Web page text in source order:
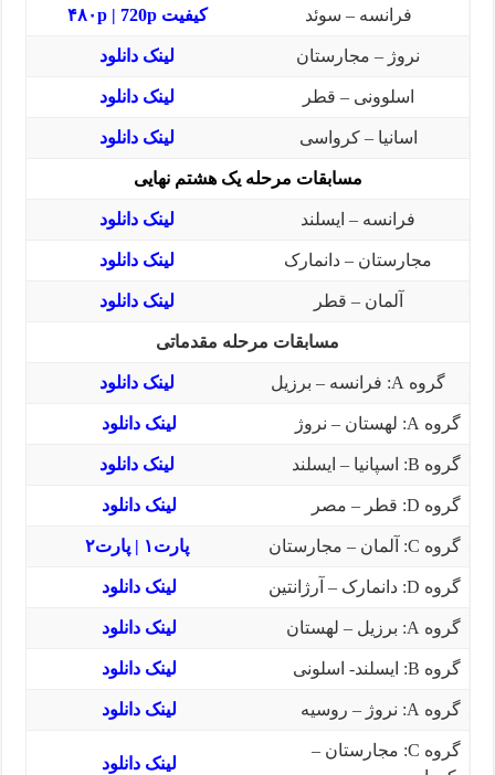
فرانسه – سوئد کیفیت ۴۸۰p| 720p
نروژ – مجارستان لینک دانلود
اسلوونی – قطر لینک دانلود
اسانیا – کرواسی لینک دانلود
مسابقات مرحله یک هشتم نهایی
فرانسه – ایسلند لینک دانلود
مجارستان – دانمارک لینک دانلود
آلمان – قطر لینک دانلود
مسابقات مرحله مقدماتی
گروه A: فرانسه – برزیل لینک دانلود
گروه A: لهستان – نروژ لینک دانلود
گروه B: اسپانیا – ایسلند لینک دانلود
گروه D: قطر – مصر لینک دانلود
گروه C: آلمان – مجارستان پارت۱ | پارت۲
گروه D: دانمارک – آرژانتین لینک دانلود
گروه A: برزیل – لهستان لینک دانلود
گروه B: ایسلند- اسلونی لینک دانلود
گروه A: نروژ – روسیه لینک دانلود
گروه C: مجارستان –
لینک دانلود